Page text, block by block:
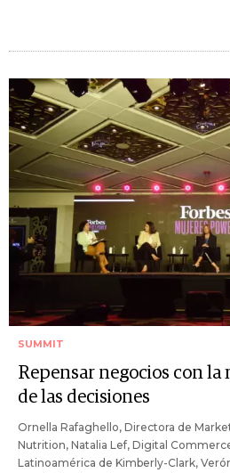
SUMMIT
Repensar negocios con la
de las decisiones
Ornella Rafaghello, Directora de
Nutrition, Natalia Lef, Digital
Latinoamérica de Kimberly-Clark,